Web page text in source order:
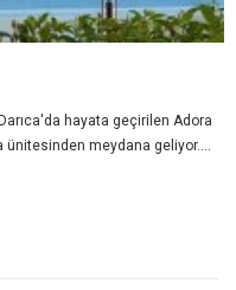
hayata geçirilen Adora
ünitesinden meydana geliyor....